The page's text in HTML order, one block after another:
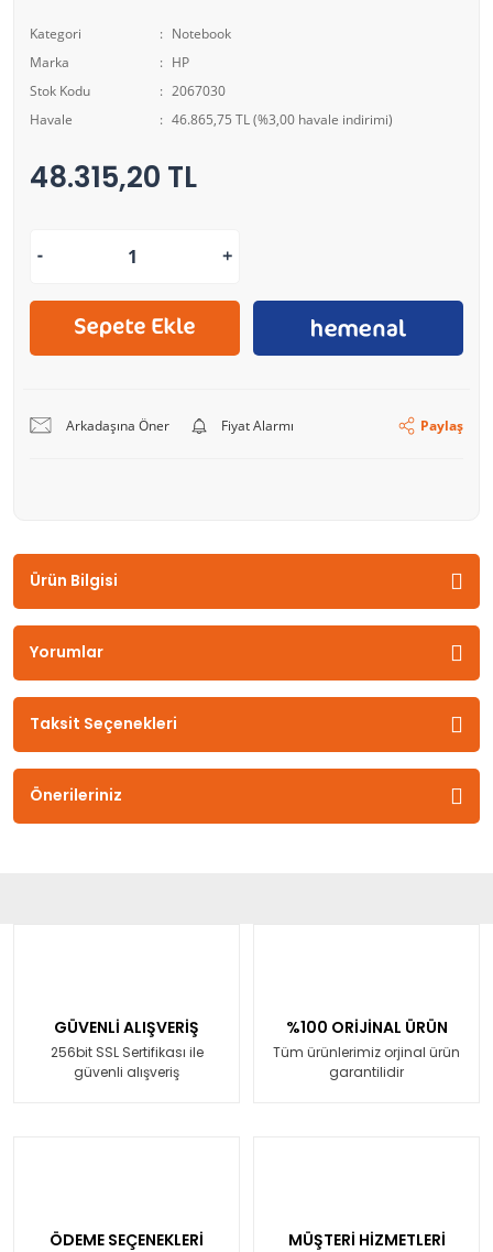
Kategori
Notebook
Marka
HP
Stok Kodu
2067030
Havale
46.865,75 TL (%3,00 havale indirimi)
48.315,20 TL
Arkadaşına Öner Fiyat Alarmı Paylaş
Ürün Bilgisi
Yorumlar
Taksit Seçenekleri
Önerileriniz
GÜVENLİ ALIŞVERİŞ
256bit SSL Sertifikası ile
güvenli alışveriş
%100 ORİJİNAL ÜRÜN
Tüm ürünlerimiz orjinal ürün
garantilidir
ÖDEME SEÇENEKLERİ MÜŞTERİ HİZMETLERİ